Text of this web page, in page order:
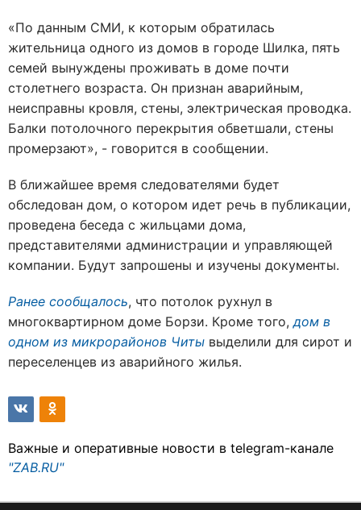
«По данным СМИ, к которым обратилась
жительница одного из домов в городе Шилка, пять
семей вынуждены проживать в доме почти
столетнего возраста. Он признан аварийным,
неисправны кровля, стены, электрическая проводка.
Балки потолочного перекрытия обветшали, стены
промерзают», - говорится в сообщении.
В ближайшее время следователями будет
обследован дом, о котором идет речь в публикации,
проведена беседа с жильцами дома,
представителями администрации и управляющей
компании. Будут запрошены и изучены документы.
Ранее сообщалось, что потолок рухнул в
многоквартирном доме Борзи. Кроме того, дом в
одном из микрорайонов Читы выделили для сирот и
переселенцев из аварийного жилья.
Важные и оперативные новости в telegram-канале
"ZAB.RU"